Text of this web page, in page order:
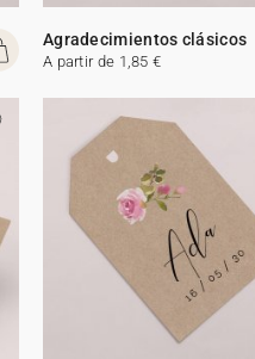
Agradecimientos clásicos
A partir de 1,85 €